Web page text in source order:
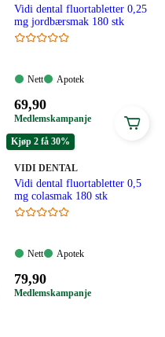
Vidi dental fluortabletter 0,25
mg jordbærsmak 180 stk
Nett:
Nett
Apotek:
Apotek
Pris:
69,90
kroner.
69,90
Medlemskampanje
Kjøp 2 få 30%
MERKE:
VIDI DENTAL
Vidi dental fluortabletter 0,5
mg colasmak 180 stk
Nett:
Nett
Apotek:
Apotek
Pris:
79,90
79,90
Medlemskampanje